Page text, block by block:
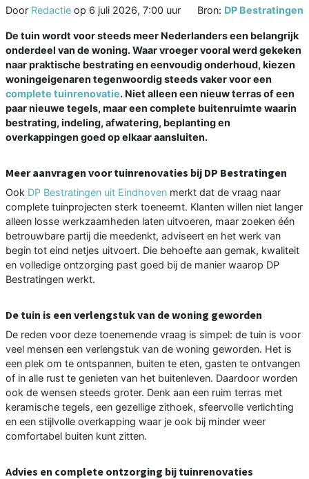
Door Redactie op 6 juli 2026, 7:00 uur Bron: DP Bestratingen
De tuin wordt voor steeds meer Nederlanders een belangrijk
onderdeel van de woning. Waar vroeger vooral werd gekeken
naar praktische bestrating en eenvoudig onderhoud, kiezen
woningeigenaren tegenwoordig steeds vaker voor een
complete tuinrenovatie. Niet alleen een nieuw terras of een
paar nieuwe tegels, maar een complete buitenruimte waarin
bestrating, indeling, afwatering, beplanting en
overkappingen goed op elkaar aansluiten.
Meer aanvragen voor tuinrenovaties bij DP Bestratingen
Ook DP Bestratingen uit Eindhoven merkt dat de vraag naar
complete tuinprojecten sterk toeneemt. Klanten willen niet langer
alleen losse werkzaamheden laten uitvoeren, maar zoeken één
betrouwbare partij die meedenkt, adviseert en het werk van
begin tot eind netjes uitvoert. Die behoefte aan gemak, kwaliteit
en volledige ontzorging past goed bij de manier waarop DP
Bestratingen werkt.
De tuin is een verlengstuk van de woning geworden
De reden voor deze toenemende vraag is simpel: de tuin is voor
veel mensen een verlengstuk van de woning geworden. Het is
een plek om te ontspannen, buiten te eten, gasten te ontvangen
of in alle rust te genieten van het buitenleven. Daardoor worden
ook de wensen steeds groter. Denk aan een ruim terras met
keramische tegels, een gezellige zithoek, sfeervolle verlichting
en een stijlvolle overkapping waar je ook bij minder weer
comfortabel buiten kunt zitten.
Advies en complete ontzorging bij tuinrenovaties